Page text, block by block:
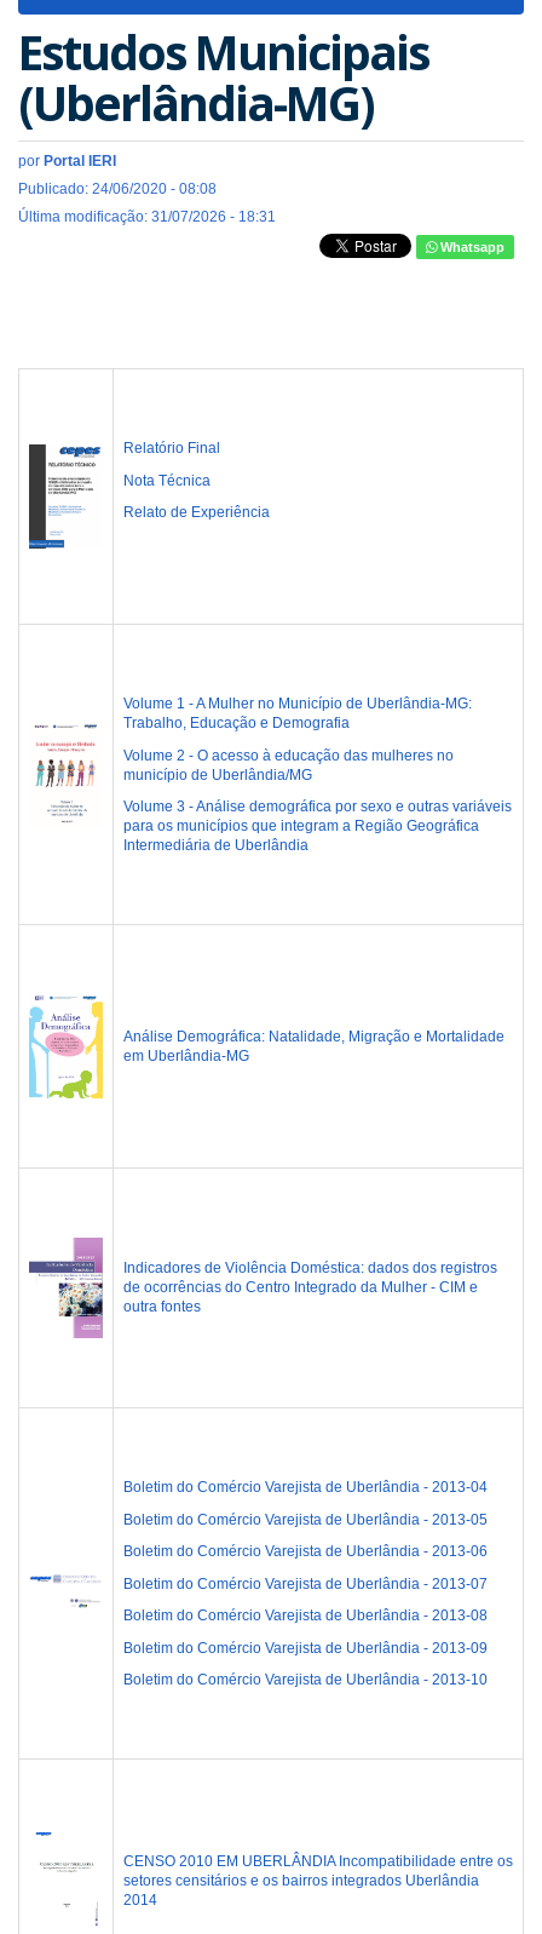
Estudos Municipais
(Uberlândia-MG)
por Portal IERI
Publicado: 24/06/2020 - 08:08
Última modificação: 31/07/2026 - 18:31
Whatsapp
Relatório Final
Nota Técnica
Relato de Experiência
Volume 1 - A Mulher no Município de Uberlândia-MG:
Trabalho, Educação e Demografia
Volume 2 - O acesso à educação das mulheres no
município de Uberlândia/MG
Volume 3 - Análise demográfica por sexo e outras variáveis
para os municípios que integram a Região Geográfica
Intermediária de Uberlândia
Análise Demográfica: Natalidade, Migração e Mortalidade
em Uberlândia-MG
Indicadores de Violência Doméstica: dados dos registros
de ocorrências do Centro Integrado da Mulher - CIM e
outra fontes
Boletim do Comércio Varejista de Uberlândia - 2013-04
Boletim do Comércio Varejista de Uberlândia - 2013-05
Boletim do Comércio Varejista de Uberlândia - 2013-06
Boletim do Comércio Varejista de Uberlândia - 2013-07
Boletim do Comércio Varejista de Uberlândia - 2013-08
Boletim do Comércio Varejista de Uberlândia - 2013-09
Boletim do Comércio Varejista de Uberlândia - 2013-10
CENSO 2010 EM UBERLÂNDIA Incompatibilidade entre os
setores censitários e os bairros integrados Uberlândia
2014